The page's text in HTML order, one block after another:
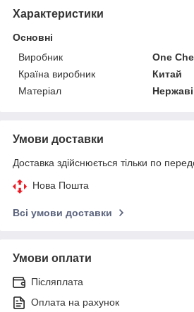
Характеристики
Основні
Виробник
One
Країна виробник
Китай
Матеріал
Умови доставки
Доставка здійснюється тільки по
Нова Пошта
Всі умови доставки
Умови оплати
Післяплата
Оплата на рахунок